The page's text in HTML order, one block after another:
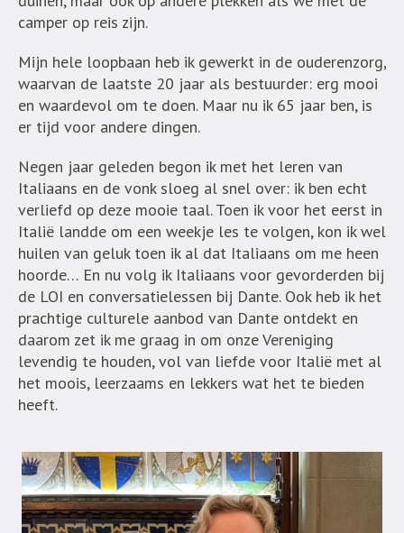
camper op reis zijn.
Mijn hele loopbaan heb ik gewerkt in de ouderenzorg,
waarvan de laatste 20 jaar als bestuurder: erg mooi
en waardevol om te doen. Maar nu ik 65 jaar ben, is
er tijd voor andere dingen.
Negen jaar geleden begon ik met het leren van
Italiaans en de vonk sloeg al snel over: ik ben echt
verliefd op deze mooie taal. Toen ik voor het eerst in
Italië landde om een weekje les te volgen, kon ik wel
huilen van geluk toen ik al dat Italiaans om me heen
hoorde… En nu volg ik Italiaans voor gevorderden bij
de LOI en conversatielessen bij Dante. Ook heb ik het
prachtige culturele aanbod van Dante ontdekt en
daarom zet ik me graag in om onze Vereniging
levendig te houden, vol van liefde voor Italië met al
het moois, leerzaams en lekkers wat het te bieden
heeft.